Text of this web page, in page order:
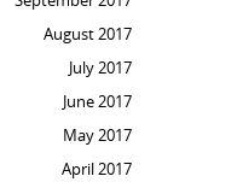
August 2017
July 2017
June 2017
May 2017
April 2017